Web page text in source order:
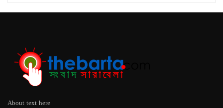
About text here